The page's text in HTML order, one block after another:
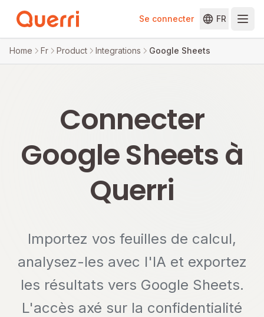
Skip to content
Se connecter FR
Home Fr Product Integrations Google Sheets
Connecter
Google Sheets à
Querri
Importez vos feuilles de calcul,
analysez-les avec l'IA et exportez
les résultats vers Google Sheets.
L'accès axé sur la confidentialité